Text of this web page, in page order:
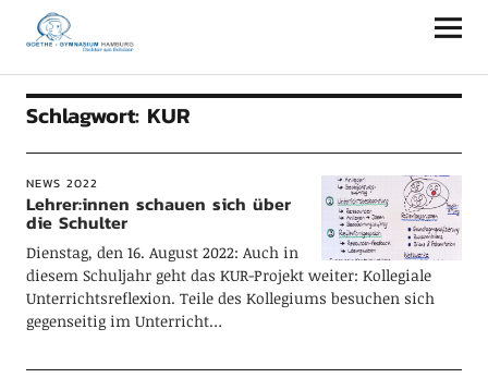
Goethe-Gymnasium Hamburg
Schlagwort: KUR
NEWS 2022
Lehrer:innen schauen sich über
die Schulter
Dienstag, den 16. August 2022: Auch in
diesem Schuljahr geht das KUR-Projekt weiter: Kollegiale
Unterrichtsreflexion. Teile des Kollegiums besuchen sich
gegenseitig im Unterricht…